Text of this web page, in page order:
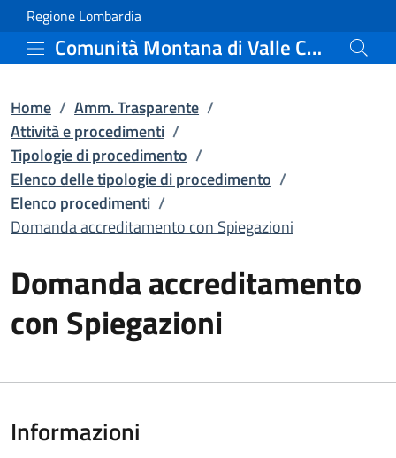
Vai al contenuto principale
Domanda
Regione Lombardia
Comunità Montana di Valle Camonica
Home / Amm. Trasparente /
Attività e procedimenti /
Tipologie di procedimento /
Elenco delle tipologie di procedimento /
Elenco procedimenti /
Domanda accreditamento con Spiegazioni
Domanda accreditamento
con Spiegazioni
Informazioni